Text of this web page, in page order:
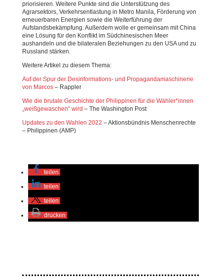
priorisieren. Weitere Punkte sind die Unterstützung des
Agrarsektors, Verkehrsentlastung in Metro Manila, Förderung von
erneuerbaren Energien sowie die Weiterführung der
Aufstandsbekämpfung. Außerdem wolle er gemeinsam mit China
eine Lösung für den Konflikt im Südchinesischen Meer
aushandeln und die bilateralen Beziehungen zu den USA und zu
Russland stärken.
Weitere Artikel zu diesem Thema:
Auf der Spur der Desinformations- und Propagandamaschinerie
von Marcos– Rappler
Wie die brutale Geschichte der Philippinen für die Wähler*innen
„weißgewaschen“ wird – The Washington Post
Updates zu den Wahlen 2022 – Aktionsbündnis Menschenrechte
– Philippinen (AMP)
teilen
teilen
teilen
drucken